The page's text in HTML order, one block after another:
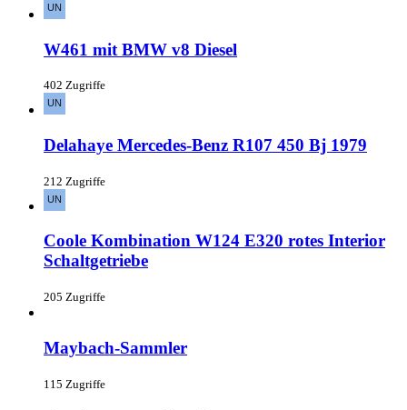
W461 mit BMW v8 Diesel
402 Zugriffe
Delahaye Mercedes-Benz R107 450 Bj 1979
212 Zugriffe
Coole Kombination W124 E320 rotes Interior
Schaltgetriebe
205 Zugriffe
Maybach-Sammler
115 Zugriffe